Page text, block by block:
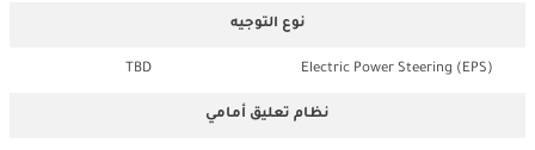
نوع التوجيه
Electric Power Steering (EPS)
TBD
نظام تعليق أمامي